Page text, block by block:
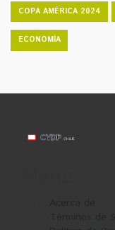
COPA AMÉRICA 2024
ECONOMÍA
Acerca de
Términos de